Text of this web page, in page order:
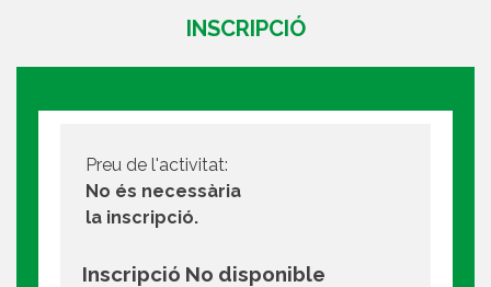
INSCRIPCIÓ
Preu de l'activitat:
No és necessària
la inscripció.
Inscripció No disponible